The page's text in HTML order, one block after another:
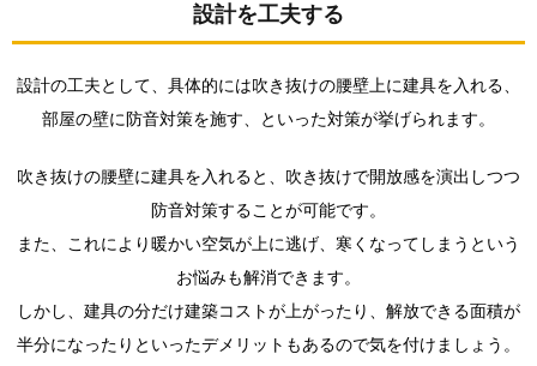
設計を工夫する
設計の工夫として、具体的には吹き抜けの腰壁上に建具を入れる、
部屋の壁に防音対策を施す、といった対策が挙げられます。
吹き抜けの腰壁に建具を入れると、吹き抜けで開放感を演出しつつ
防音対策することが可能です。
また、これにより暖かい空気が上に逃げ、寒くなってしまうという
お悩みも解消できます。
しかし、建具の分だけ建築コストが上がったり、解放できる面積が
半分になったりといったデメリットもあるので気を付けましょう。